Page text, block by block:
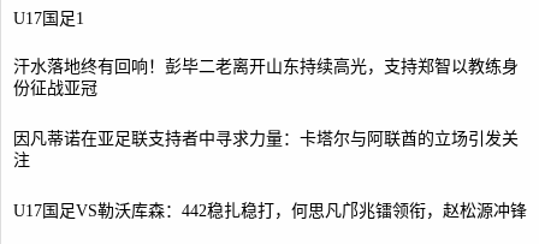
U17国足1
汗水落地终有回响！彭毕二老离开山东持续高光，支持郑智以教练身
份征战亚冠
因凡蒂诺在亚足联支持者中寻求力量：卡塔尔与阿联酋的立场引发关
注
U17国足VS勒沃库森：442稳扎稳打，何思凡邝兆镭领衔，赵松源冲锋